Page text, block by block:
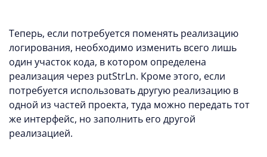
Теперь, если потребуется поменять реализацию
логирования, необходимо изменить всего лишь
один участок кода, в котором определена
реализация через putStrLn. Кроме этого, если
потребуется использовать другую реализацию в
одной из частей проекта, туда можно передать тот
же интерфейс, но заполнить его другой
реализацией.